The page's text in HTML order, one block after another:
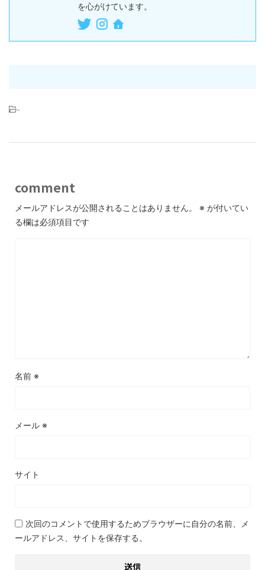
を心がけています。
-
comment
メールアドレスが公開されることはありません。 ※ が付いてい
る欄は必須項目です
名前 ※
メール ※
サイト
次回のコメントで使用するためブラウザーに自分の名前、メ
ールアドレス、サイトを保存する。